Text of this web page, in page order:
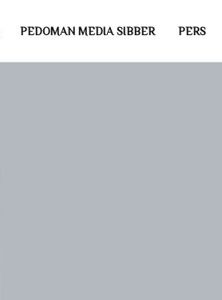
PEDOMAN MEDIA SIBBER PERS